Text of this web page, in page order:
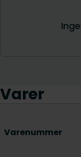
Varer
Varenummer